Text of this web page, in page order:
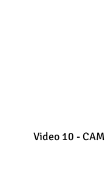
Video 10 -